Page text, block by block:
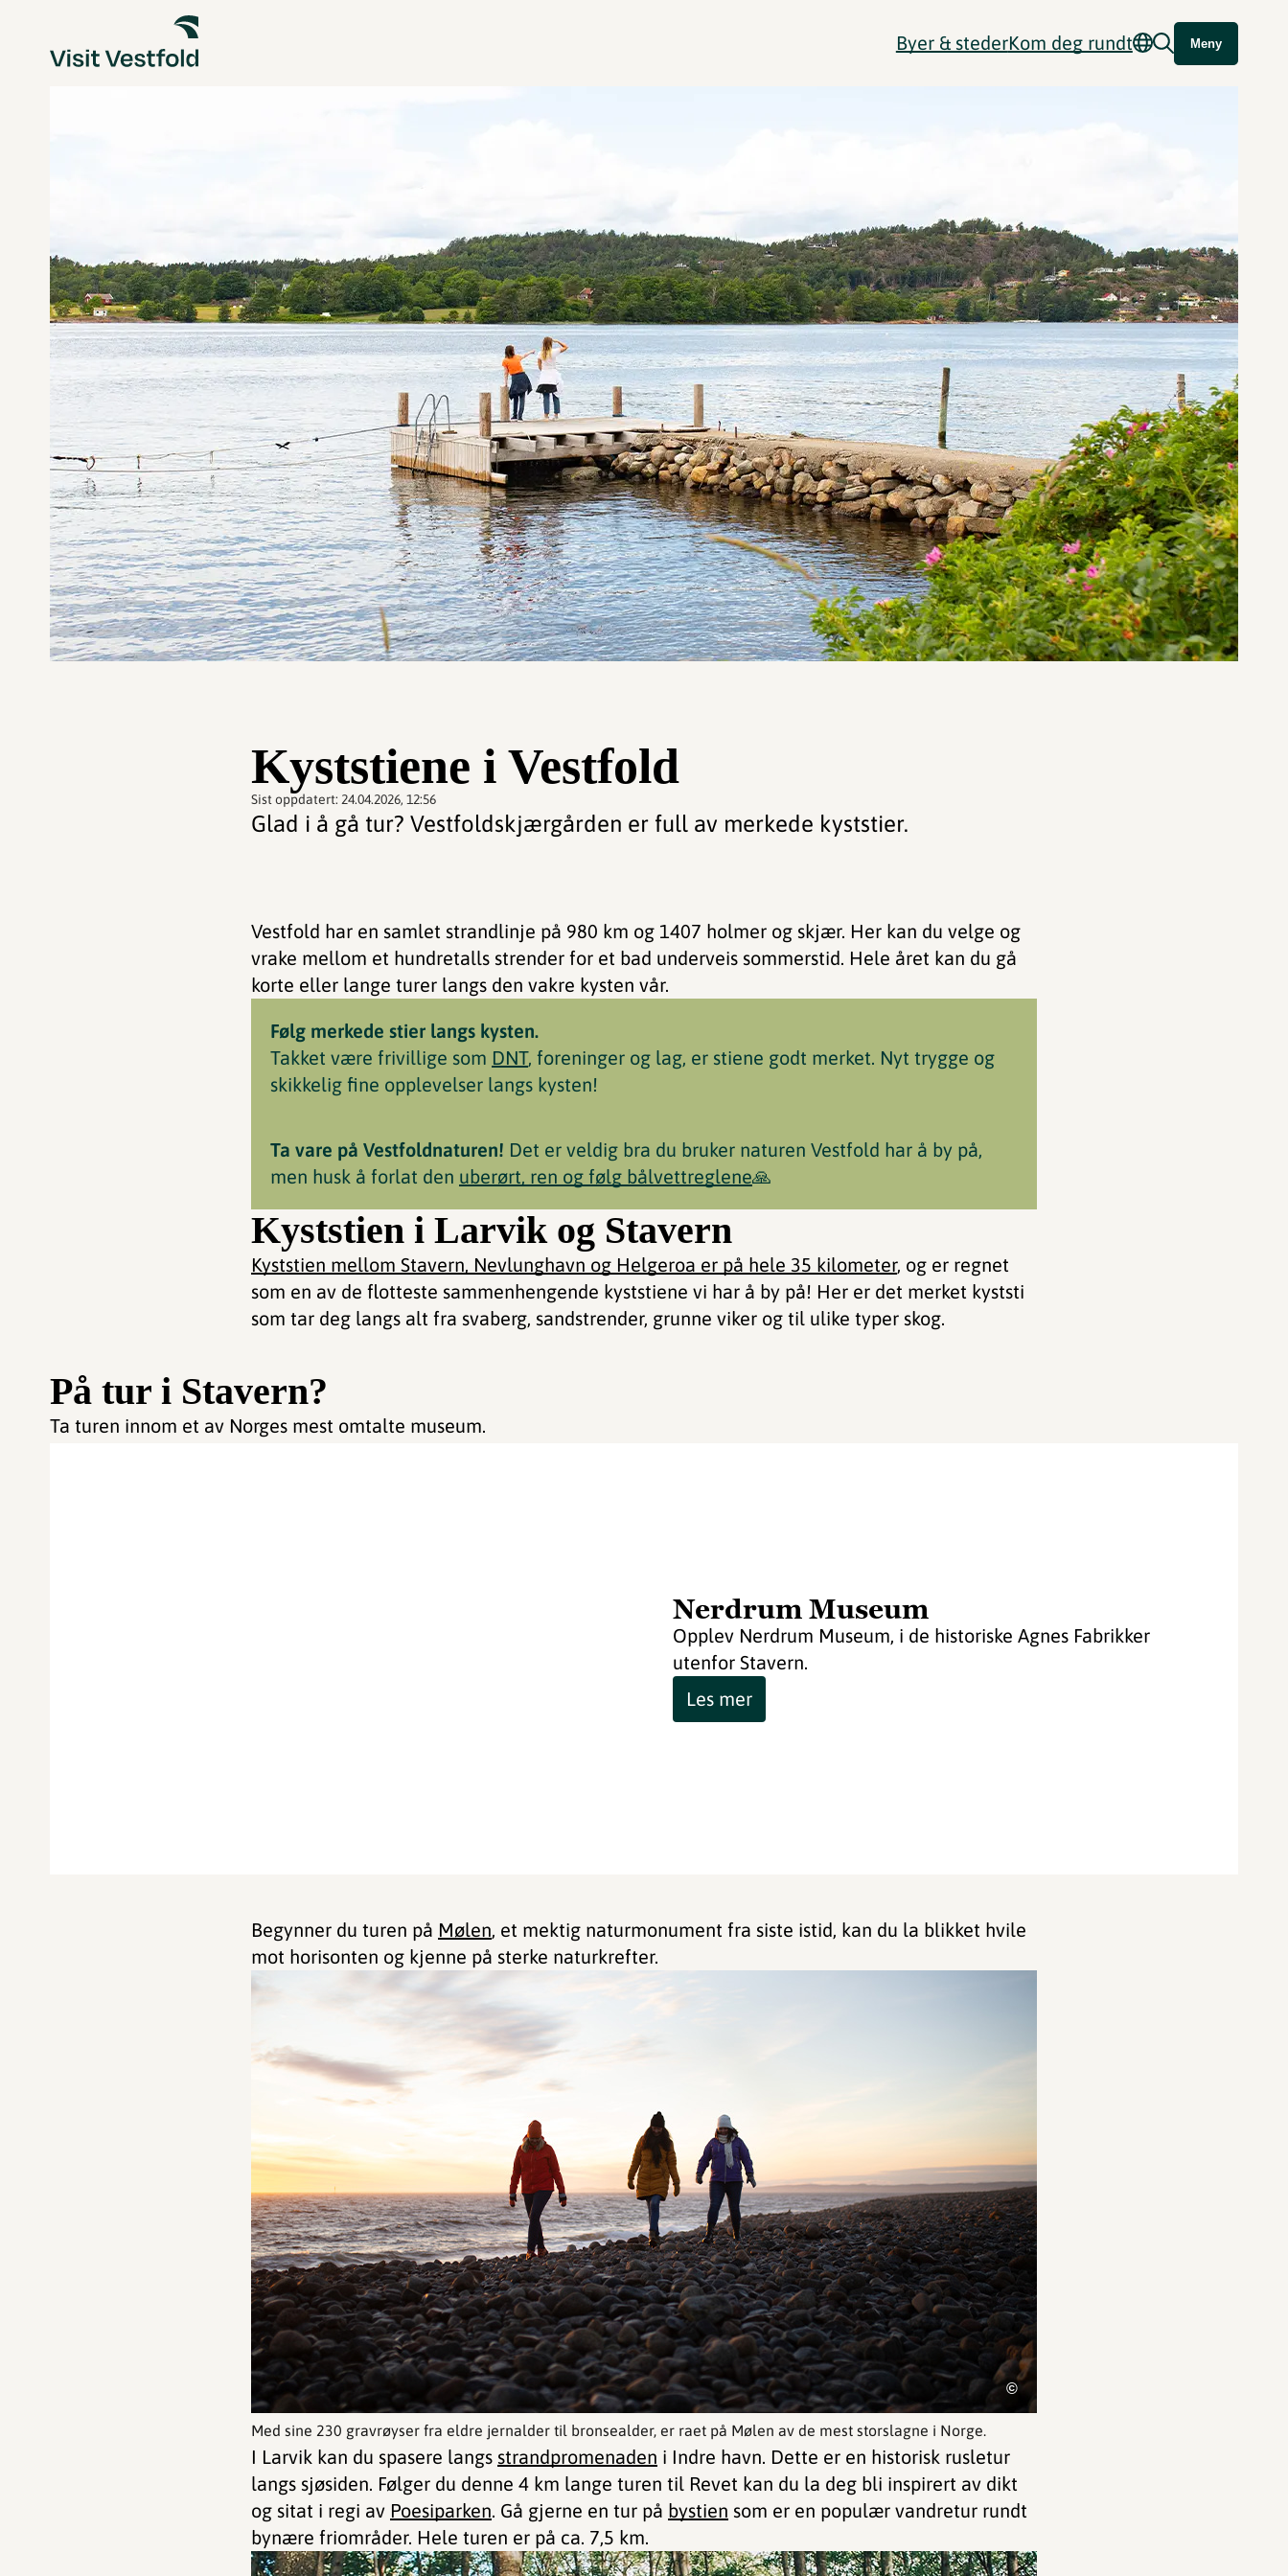
Byer & stederKom deg rundt Meny
Kyststiene i Vestfold
Sist oppdatert: 24.04.2026, 12:56
Glad i å gå tur? Vestfoldskjærgården er full av merkede kyststier.
Vestfold har en samlet strandlinje på 980 km og 1407 holmer og skjær. Her kan du velge og
vrake mellom et hundretalls strender for et bad underveis sommerstid. Hele året kan du gå
korte eller lange turer langs den vakre kysten vår.
Følg merkede stier langs kysten.
Takket være frivillige som DNT, foreninger og lag, er stiene godt merket. Nyt trygge og
skikkelig fine opplevelser langs kysten!
Ta vare på Vestfoldnaturen! Det er veldig bra du bruker naturen Vestfold har å by på,
men husk å forlat den uberørt, ren og følg bålvettreglene🙏
Kyststien i Larvik og Stavern
Kyststien mellom Stavern, Nevlunghavn og Helgeroa er på hele 35 kilometer, og er regnet
som en av de flotteste sammenhengende kyststiene vi har å by på! Her er det merket kyststi
som tar deg langs alt fra svaberg, sandstrender, grunne viker og til ulike typer skog.
På tur i Stavern?
Ta turen innom et av Norges mest omtalte museum.
Nerdrum Museum
Opplev Nerdrum Museum, i de historiske Agnes Fabrikker
utenfor Stavern.
Les mer
Begynner du turen på Mølen, et mektig naturmonument fra siste istid, kan du la blikket hvile
mot horisonten og kjenne på sterke naturkrefter.
©
Med sine 230 gravrøyser fra eldre jernalder til bronsealder, er raet på Mølen av de mest storslagne i Norge.
I Larvik kan du spasere langs strandpromenaden i Indre havn. Dette er en historisk rusletur
langs sjøsiden. Følger du denne 4 km lange turen til Revet kan du la deg bli inspirert av dikt
og sitat i regi av Poesiparken. Gå gjerne en tur på bystien som er en populær vandretur rundt
bynære friområder. Hele turen er på ca. 7,5 km.